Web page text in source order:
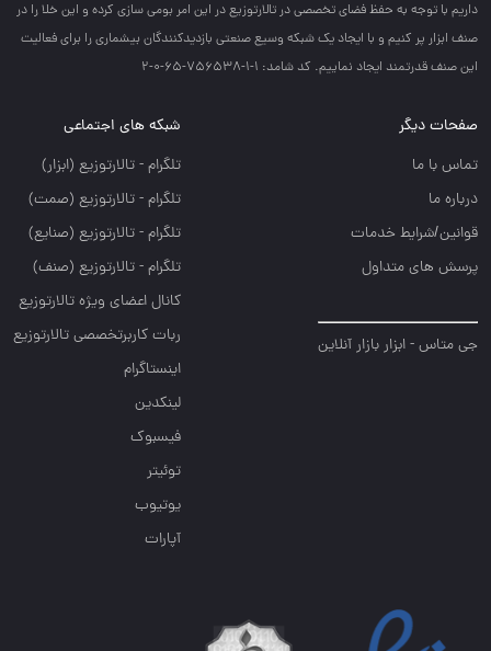
داريم با توجه به حفظ فضاي تخصصي در تالارتوزيع در اين امر بومي سازي كرده و اين خلا را در
صنف ابزار پر كنيم و با ايجاد يك شبكه وسيع صنعتي بازديدكنندگان بيشماري را براي فعاليت
اين صنف قدرتمند ايجاد نماييم. کد شامد: 1-1-756538-65-0-2
صفحات دیگر
تماس با ما
درباره ما
قوانین/شرایط خدمات
پرسش های متداول
جی متاس - ابزار بازار آنلاین
شبکه های اجتماعی
تلگرام - تالارتوزيع (ابزار)
تلگرام - تالارتوزيع (صمت)
تلگرام - تالارتوزيع (صنايع)
تلگرام - تالارتوزیع (صنف)
کانال اعضای ویژه تالارتوزیع
ربات کاربرتخصصی تالارتوزیع
اینستاگرام
لینکدین
فیسبوک
توئیتر
یوتیوب
آپارات